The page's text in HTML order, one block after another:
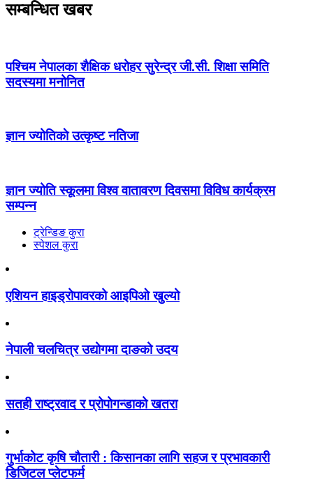
सम्बन्धित खबर
पश्चिम नेपालका शैक्षिक धरोहर सुरेन्द्र जी.सी. शिक्षा समिति
सदस्यमा मनोनित
ज्ञान ज्योतिकाे उत्कृष्ट नतिजा
ज्ञान ज्योति स्कूलमा विश्व वातावरण दिवसमा विविध कार्यक्रम
सम्पन्न
ट्रेन्डिङ कुरा
स्पेशल कुरा
एशियन हाइड्रोपावरको आइपिओ खुल्यो
नेपाली चलचित्र उद्योगमा दाङको उदय
सतही राष्ट्रवाद र प्रोपोगन्डाको खतरा
गुर्भाकोट कृषि चौतारी : किसानका लागि सहज र प्रभावकारी
डिजिटल प्लेटफर्म